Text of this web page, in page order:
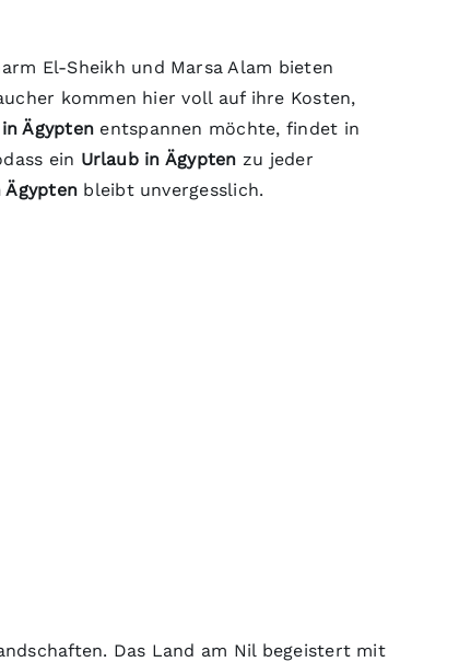
El-Sheikh und Marsa Alam bieten
kommen hier voll auf ihre Kosten,
Ägypten entspannen möchte, findet in
ein Urlaub in Ägypten zu jeder
Ägypten bleibt unvergesslich.
Das Land am Nil begeistert mit